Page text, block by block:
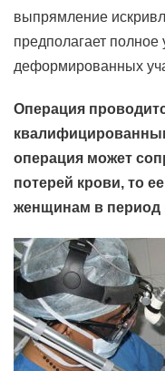
выпрямление
предполагает полное
деформированных
Операция
операция может
потерей крови, то
женщинам в период